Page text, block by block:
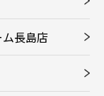
長島店